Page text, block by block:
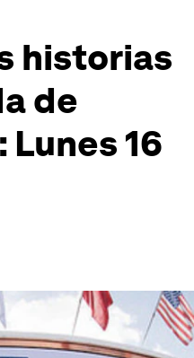
historias
de
Lunes 16